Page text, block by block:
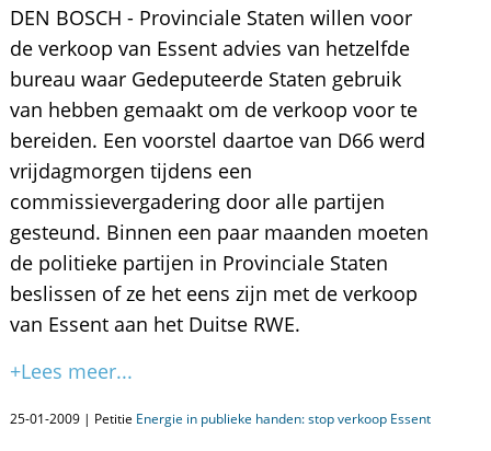
DEN BOSCH - Provinciale Staten willen voor
de verkoop van Essent advies van hetzelfde
bureau waar Gedeputeerde Staten gebruik
van hebben gemaakt om de verkoop voor te
bereiden. Een voorstel daartoe van D66 werd
vrijdagmorgen tijdens een
commissievergadering door alle partijen
gesteund. Binnen een paar maanden moeten
de politieke partijen in Provinciale Staten
beslissen of ze het eens zijn met de verkoop
van Essent aan het Duitse RWE.
+Lees meer...
25-01-2009 | Petitie Energie in publieke handen: stop verkoop Essent